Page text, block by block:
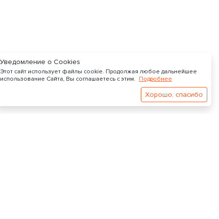
Уведомление о Cookies
Этот сайт использует файлы cookie. Продолжая любое дальнейшее
использование Сайта, Вы соглашаетесь с этим. Подробнее
Хорошо, спасибо